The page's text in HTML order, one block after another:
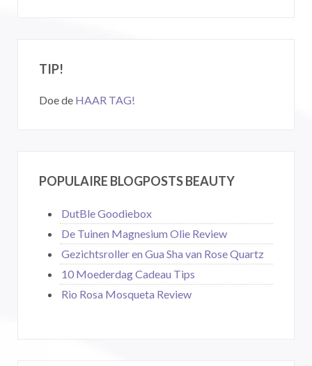
TIP!
Doe de HAAR TAG!
POPULAIRE BLOGPOSTS BEAUTY
DutBle Goodiebox
De Tuinen Magnesium Olie Review
Gezichtsroller en Gua Sha van Rose Quartz
10 Moederdag Cadeau Tips
Rio Rosa Mosqueta Review